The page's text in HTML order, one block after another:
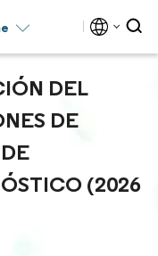
DEL
DE
(2026